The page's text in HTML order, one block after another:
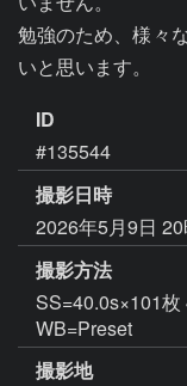
勉強のため、様々
いと思います。
ID
#135544
撮影日時
2026年5月9日
撮影方法
SS=40.0s×101
WB=Preset
撮影地